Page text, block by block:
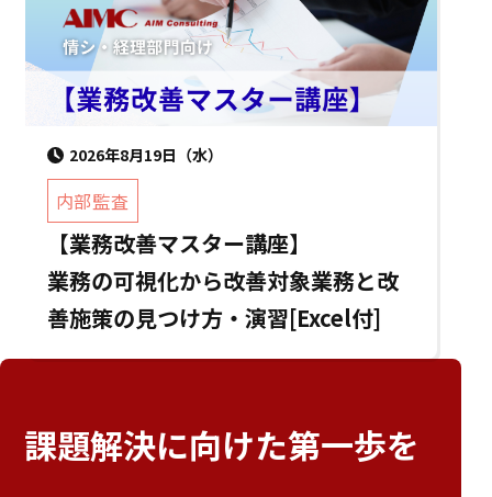
2026年8月19日（水）
内部監査
【業務改善マスター講座】
業務の可視化から改善対象業務と改
善施策の見つけ方・演習[Excel付]
課題解決に向けた第一歩を